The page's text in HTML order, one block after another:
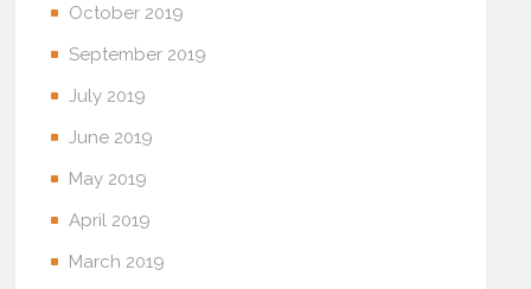
October 2019
September 2019
July 2019
June 2019
May 2019
April 2019
March 2019